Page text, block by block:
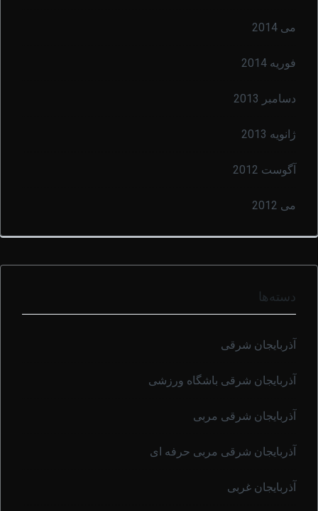
می 2014
فوریه 2014
دسامبر 2013
ژانویه 2013
آگوست 2012
می 2012
دسته‌ها
آذربایجان شرقی
آذربایجان شرقی باشگاه ورزشی
آذربایجان شرقی مربی
آذربایجان شرقی مربی حرفه ای
آذربایجان غربی